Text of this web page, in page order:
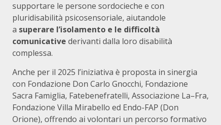
supportare le persone sordocieche e con
pluridisabilità psicosensoriale, aiutandole
a superare l’isolamento e le difficoltà
comunicative derivanti dalla loro disabilità
complessa.
Anche per il 2025 l’iniziativa è proposta in sinergia
con Fondazione Don Carlo Gnocchi, Fondazione
Sacra Famiglia, Fatebenefratelli, Associazione La–Fra,
Fondazione Villa Mirabello ed Endo-FAP (Don
Orione), offrendo ai volontari un percorso formativo